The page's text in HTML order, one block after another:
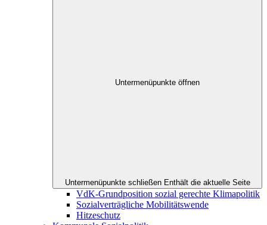
Untermenüpunkte öffnen
Untermenüpunkte schließen Enthält die aktuelle Seite
VdK-Grundposition sozial gerechte Klimapolitik
Sozialverträgliche Mobilitätswende
Hitzeschutz